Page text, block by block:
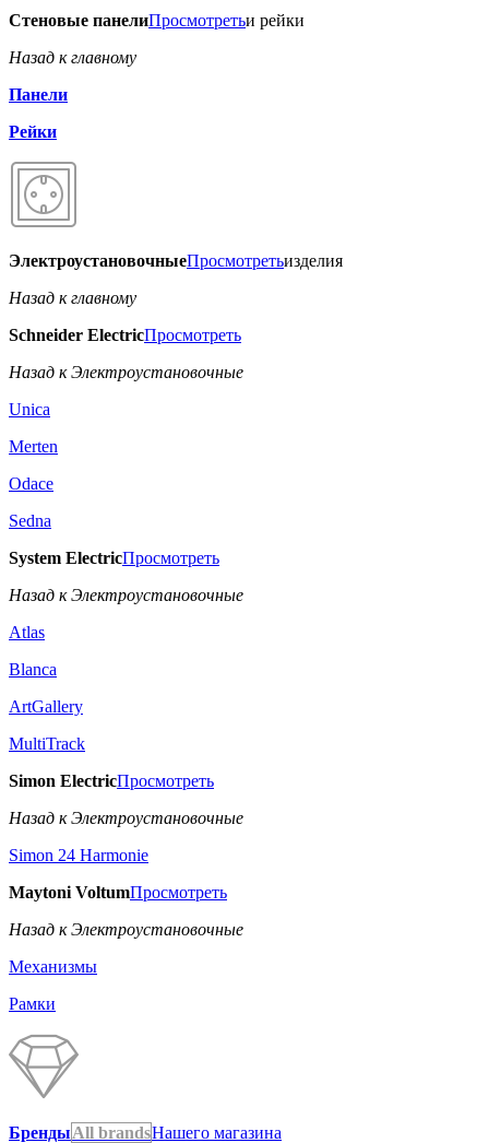
Стеновые панелиПросмотретьи рейки
Назад к главному
Панели
Рейки
ЭлектроустановочныеПросмотретьизделия
Назад к главному
Schneider ElectricПросмотреть
Назад к Электроустановочные
Unica
Merten
Odace
Sedna
System ElectricПросмотреть
Назад к Электроустановочные
Atlas
Blanca
ArtGallery
MultiTrack
Simon ElectricПросмотреть
Назад к Электроустановочные
Simon 24 Harmonie
Maytoni VoltumПросмотреть
Назад к Электроустановочные
Механизмы
Рамки
БрендыAll brandsНашего магазина